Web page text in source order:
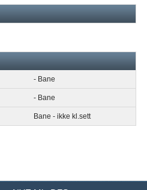
- Bane
- Bane
Bane - ikke kl.sett